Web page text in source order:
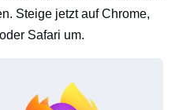
Steige jetzt auf Chrome,
Safari um.